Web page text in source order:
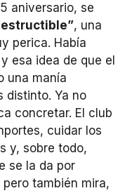
aniversario, se
, una
perica. Había
esa idea de que el
una manía
distinto. Ya no
concretar. El club
cuidar los
y, sobre todo,
se la da por
también mira,